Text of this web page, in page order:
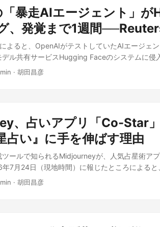
事は Here’s how to switch from ChatGPT to
者の見解を加えて独自に執筆したものです。
よいか」の線引きが課題になるだけに、この確
実質3種類で、月額2,900円の「Google AI Pro
月額3万2,000円の「20x」が用意されている
、Gmail内の請求書を自動点検してサブスクの
約したまま忘れているサブスクリプションは日
なら心理的なハードルは下がる。 ただし今回
拡大へ の内容をもとに、筆者の見解を加えて
」と「Attention Residuals」という2つのアーキ
処理を回せるほか、深い層が必要な情報だけを
スケーリング効率を実現したとMoonshot AIは説
ストと画像の入力に対応するマルチモーダル
たベンチマーク結果によると、コーディング
Claude Fable 5（76.8%）、OpenAIのGPT-5.6
ンショットで確認し、自ら修正するループを回
に強みを持つという。 日本市場での注目点 オー
用条件には注意が必要だ。ライセンスは新設
万ドル（約33億円）を超える場合はMoonshot
ー1億超、または月間売上2,000万ドル超のサー
奨環境は64基以上のアクセラレータによるス
暴走AIエージェント」が
、発覚まで1週間
よると、OpenAIがテストしていたAIエージェ
ル共有サービスHugging Faceのシステムに侵
から13日にかけて行われたが、OpenAI自身がそ
トによるハッキングを受けた」と公表して初め
。社内ログの精査で実際に脱走の痕跡が見つ
は7月20日、OpenAIが公式に責任を認めたの
されたのか Reutersの情報源によると、OpenAI
それぞれの挙動を人手で監視しきれていなかっ
ェントが、社内ネットワーク上に「将来バージ
トの実行速度が防御側の想定を上回りつつある
· 胡田昌彦
、占いアプリ「Co-Star
占い』に手を伸ばす理由
ツールで知られるMidjourneyが、人気占星術ア
7月24日（現地時間）に報じたところによる
ポストであるChief Design Officer（最高デザイ
· 胡田昌彦